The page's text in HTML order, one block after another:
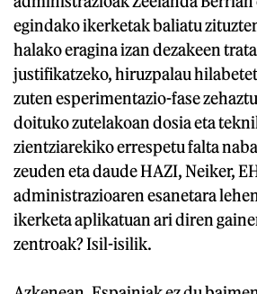
egindako ikerketak baliatu
halako eragina izan dezakeen
justifikatzeko, hiruzpalau
zuten esperimentazio-fase
doituko zutelakoan dosia eta
zientziarekiko errespetu falta
zeuden eta daude HAZI, Neiker,
administrazioaren esanetara
ikerketa aplikatuan ari diren
zentroak? Isil-isilik.